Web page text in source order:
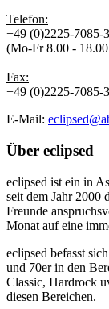
Telefon:
+49 (0)2225-7085-
(Mo-Fr 8.00 -
Fax:
+49 (0)2225-7085-
E-Mail:
Über eclipsed
eclipsed ist ein in
seit dem Jahr 2000
Freunde
Monat auf eine
eclipsed befasst
und 70er in den
Classic, Hardrock
diesen Bereichen.